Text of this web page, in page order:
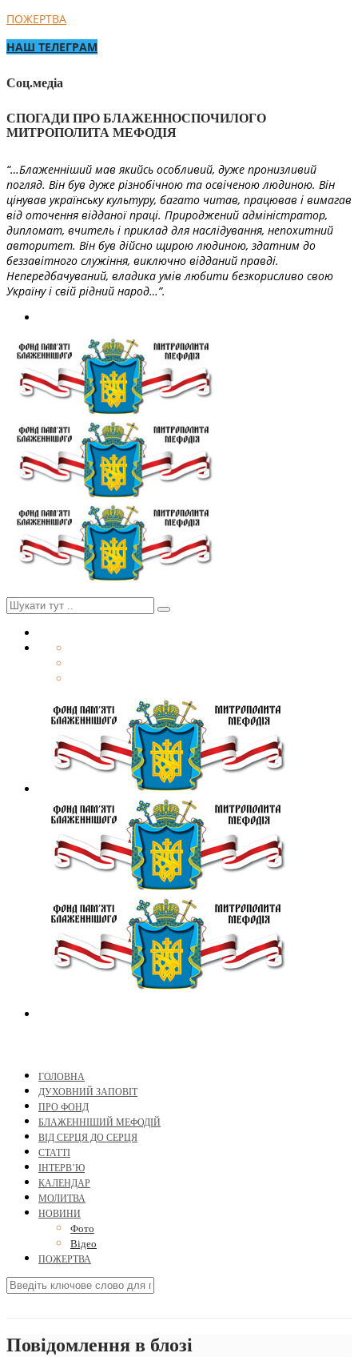
ПОЖЕРТВА
НАШ ТЕЛЕГРАМ
Соц.медіа
СПОГАДИ ПРО БЛАЖЕННОСПОЧИЛОГО
МИТРОПОЛИТА МЕФОДІЯ
“…Блаженніший мав якийсь особливий, дуже пронизливий
погляд. Він був дуже різнобічною та освіченою людиною. Він
цінував українську культуру, багато читав, працював і вимагав
від оточення відданої праці. Природжений адміністратор,
дипломат, вчитель і приклад для наслідування, непохитний
авторитет. Він був дійсно щирою людиною, здатним до
беззавітного служіння, виключно відданий правді.
Непередбачуваний, владика умів любити безкорисливо свою
Україну і свій рідний народ…”.
ГОЛОВНА
ДУХОВНИЙ ЗАПОВІТ
ПРО ФОНД
БЛАЖЕННІШИЙ МЕФОДІЙ
ВІД СЕРЦЯ ДО СЕРЦЯ
СТАТТІ
ІНТЕРВ’Ю
КАЛЕНДАР
МОЛИТВА
НОВИНИ
Фото
Відео
ПОЖЕРТВА
Повідомлення в блозі